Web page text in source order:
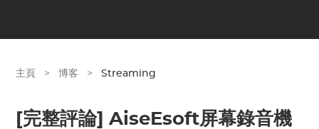
主頁 > 博客 > Streaming
[完整評論] AiseEsoft屏幕錄音機